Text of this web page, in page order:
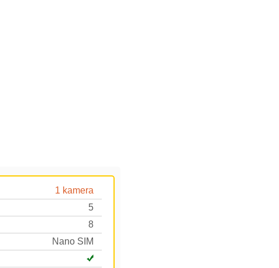
1 kamera
5
8
Nano SIM